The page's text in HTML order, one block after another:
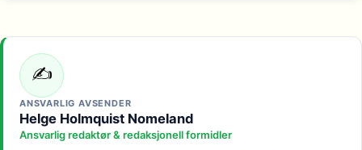
✍️
ANSVARLIG AVSENDER
Helge Holmquist Nomeland
Ansvarlig redaktør & redaksjonell formidler